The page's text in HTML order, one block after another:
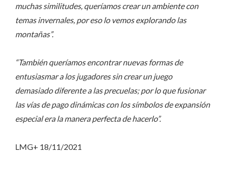
muchas similitudes, queríamos crear un ambiente con
temas invernales, por eso lo vemos explorando las
montañas”.
“También queríamos encontrar nuevas formas de
entusiasmar a los jugadores sin crear un juego
demasiado diferente a las precuelas; por lo que fusionar
las vías de pago dinámicas con los símbolos de expansión
especial era la manera perfecta de hacerlo”.
LMG+ 18/11/2021